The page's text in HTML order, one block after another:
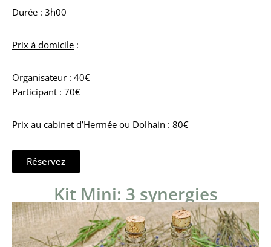
Durée : 3h00
Prix à domicile :
Organisateur : 40€
Participant : 70€
Prix au cabinet d’Hermée ou Dolhain : 80€
Réservez
Kit Mini: 3 synergies